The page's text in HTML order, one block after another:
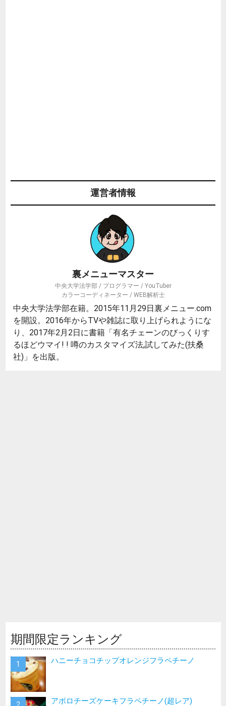
運営者情報
裏メニューマスター
中央大学法学部 / プログラマー / YouTuber
カラーコーディネーター / WEB解析士
中央大学法学部在籍。2015年11月29日裏メニュー.com
を開設。2016年からTVや雑誌に取り上げられようにな
り、2017年2月2日に書籍「有名チェーンのびっくりす
るほどウマイ! ! 噂のカスタマイズ法,試してみた(扶桑
社)」を出版。
期間限定ランキング
ハニーチョコチップオレンジフラペチーノ
アポロチーズケーキフラペチーノ(超レア)